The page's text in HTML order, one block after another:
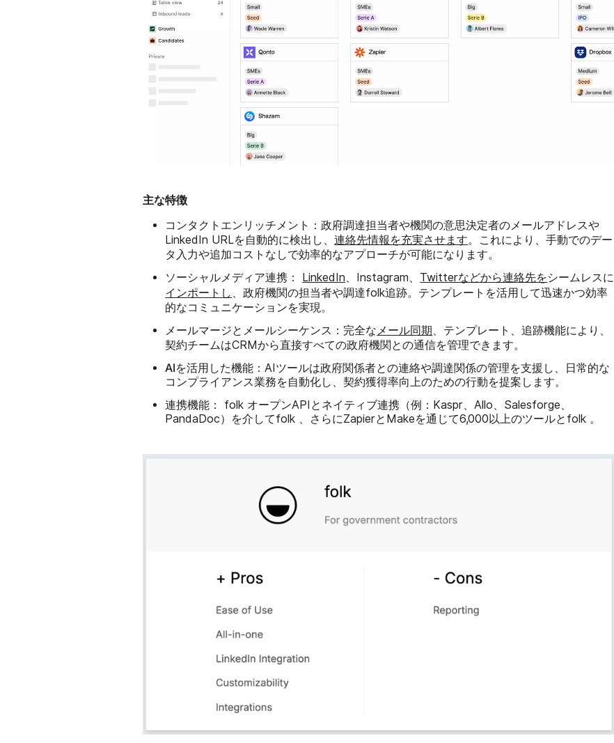
主な特徴
コンタクトエンリッチメント：政府調達担当者や機関の意思決定者のメールアドレスや
LinkedIn URLを自動的に検出し、連絡先情報を充実させます。これにより、手動でのデー
タ入力や追加コストなしで効率的なアプローチが可能になります。
ソーシャルメディア連携： LinkedIn、Instagram、 Twitterなどから連絡先をシームレスに
インポートし 、政府機関の担当者や調達folk追跡。テンプレートを活用して迅速かつ効率
的なコミュニケーションを実現。
メールマージとメールシーケンス： 完全なメール同期、テンプレート、追跡機能により、
契約チームはCRMから直接すべての政府機関との通信を管理できます。
AIを活用した機能： AIツールは政府関係者との連絡や調達関係の管理を支援し、日常的な
コンプライアンス業務を自動化し、契約獲得率向上のための行動を提案します。
連携機能：
folk オープンAPIとネイティブ連携（例：Kaspr、Allo、Salesforge、
PandaDoc）を介してfolk 、さらにZapierとMakeを通じて6,000以上のツールとfolk 。